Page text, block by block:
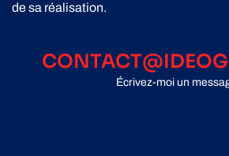
de sa réalisation.
Écrivez-moi un